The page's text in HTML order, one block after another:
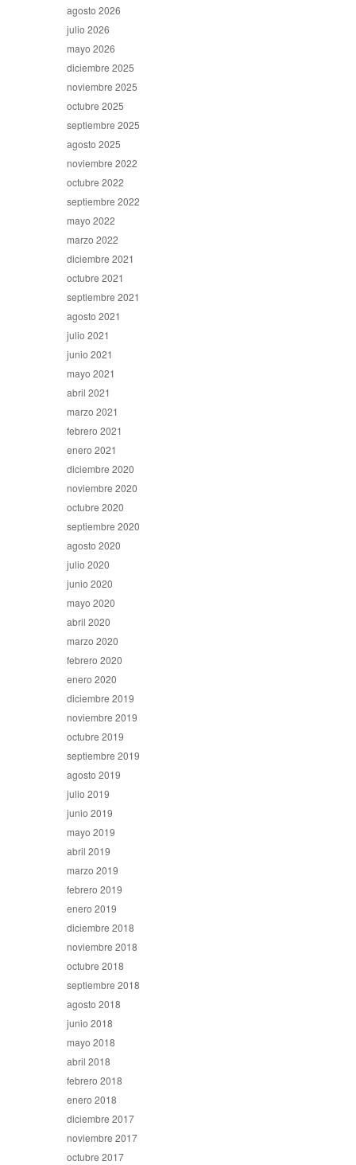
agosto 2026
julio 2026
mayo 2026
diciembre 2025
noviembre 2025
octubre 2025
septiembre 2025
agosto 2025
noviembre 2022
octubre 2022
septiembre 2022
mayo 2022
marzo 2022
diciembre 2021
octubre 2021
septiembre 2021
agosto 2021
julio 2021
junio 2021
mayo 2021
abril 2021
marzo 2021
febrero 2021
enero 2021
diciembre 2020
noviembre 2020
octubre 2020
septiembre 2020
agosto 2020
julio 2020
junio 2020
mayo 2020
abril 2020
marzo 2020
febrero 2020
enero 2020
diciembre 2019
noviembre 2019
octubre 2019
septiembre 2019
agosto 2019
julio 2019
junio 2019
mayo 2019
abril 2019
marzo 2019
febrero 2019
enero 2019
diciembre 2018
noviembre 2018
octubre 2018
septiembre 2018
agosto 2018
junio 2018
mayo 2018
abril 2018
febrero 2018
enero 2018
diciembre 2017
noviembre 2017
octubre 2017